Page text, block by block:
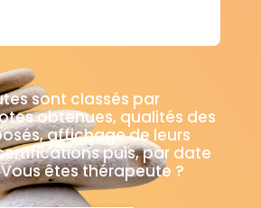
sont classés par
obtenues, qualités des
affichage de leurs
puis, par date
êtes thérapeute ?